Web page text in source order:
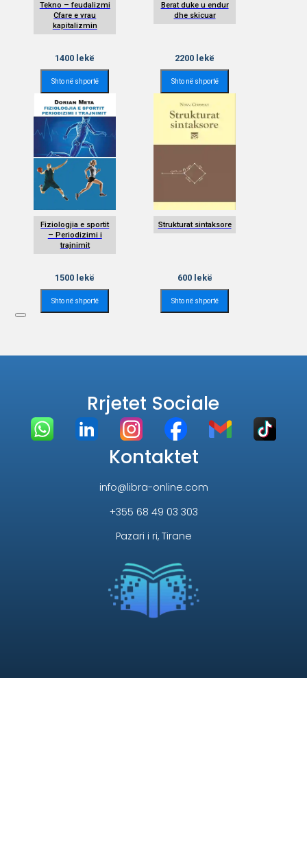
Tekno – feudalizmi
Cfare e vrau
kapitalizmin
1400 lekë
Shto në shportë
Berat duke u endur
dhe skicuar
2200 lekë
Shto në shportë
Fiziologjia e sportit
– Periodizimi i
trajnimit
1500 lekë
Shto në shportë
Strukturat sintaksore
600lekë
Shto në shportë
Rrjetet Sociale
Kontaktet
info@libra-online.com
+355 68 49 03 303
Pazari i ri, Tirane